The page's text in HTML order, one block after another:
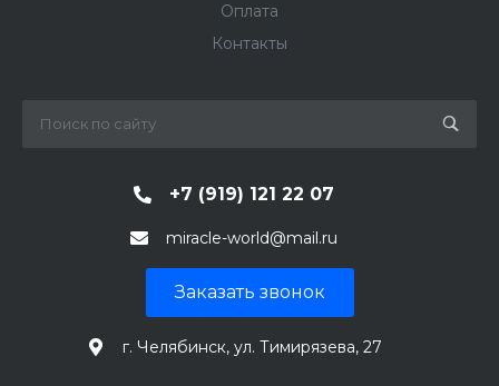
Оплата
Контакты
+7 (919) 121 22 07
miracle-world@mail.ru
Заказать звонок
г. Челябинск, ул. Тимирязева, 27